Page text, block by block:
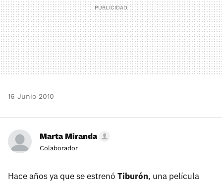
16 Junio 2010
Marta Miranda
Colaborador
Hace años ya que se estrenó Tiburón, una película